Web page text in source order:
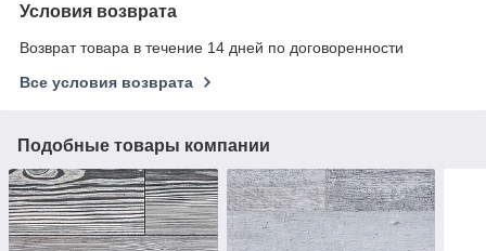
Условия возврата
Возврат товара в течение 14 дней по договоренности
Все условия возврата
Подобные товары компании